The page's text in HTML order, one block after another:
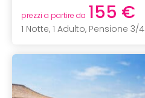
prezzi a partire da 155 €
1 Notte, 1 Adulto, Pensione 3/4